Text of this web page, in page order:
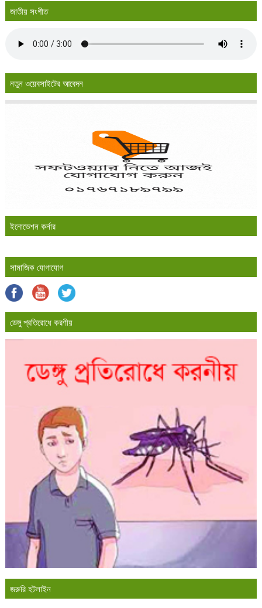
জাতীয় সংগীত
নতুন ওয়েবসাইটের আবেদন
ইনোভেশন কর্নার
সামাজিক যোগাযোগ
ডেঙ্গু প্রতিরোধে করণীয়
জরুরি হটলাইন